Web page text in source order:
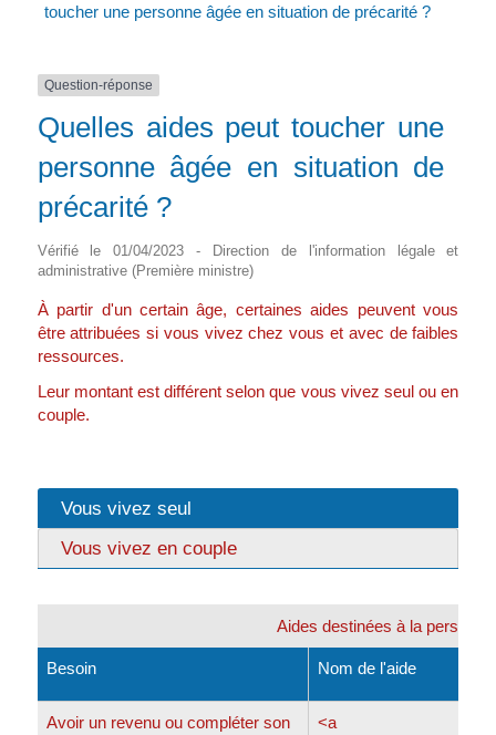
toucher une personne âgée en situation de précarité ?
Question-réponse
Quelles aides peut toucher une
personne âgée en situation de
précarité ?
Vérifié le 01/04/2023 - Direction de l'information légale et
administrative (Première ministre)
À partir d'un certain âge, certaines aides peuvent vous
être attribuées si vous vivez chez vous et avec de faibles
ressources.
Leur montant est différent selon que vous vivez seul ou en
couple.
Vous vivez seul
Vous vivez en couple
Aides destinées à la
Besoin Nom de l'aide
Avoir un revenu ou compléter son
<a